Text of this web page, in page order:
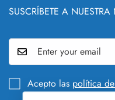
SUSCRÍBETE A NUESTRA
Acepto las política